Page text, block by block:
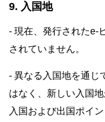
9. 入国地
- 現在、発行されたe-
されていません。
- 異なる入国地を通じ
はなく、新しい入国
入国および出国ポイ